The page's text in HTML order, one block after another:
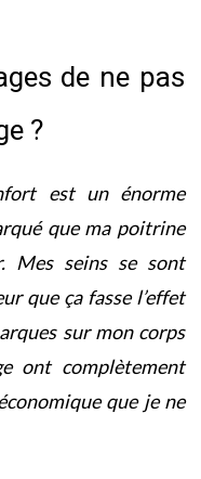
de ne pas
?
est un énorme
que ma poitrine
Mes seins se sont
que ça fasse l’effet
sur mon corps
ont complètement
que je ne